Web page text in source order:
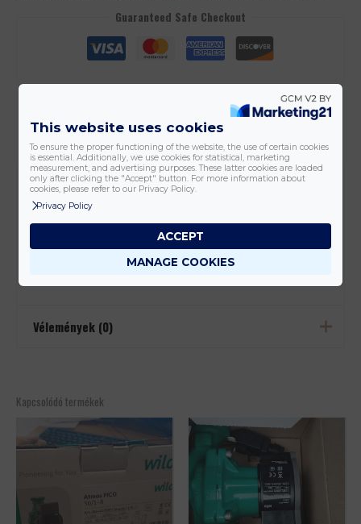
Guaranteed Safe Checkout
További információk
2 kg
11,1 × 12,7 × 18 cm
Vélemények (0)
írhatnak véleményt.
Kapcsolódó termékek
This website uses cookies
To ensure the proper functioning of the website, the use of certain cookies
is essential. Additionally, we use cookies for statistical, marketing
measurement, and advertising purposes. These latter cookies are loaded
only after clicking the "Accept" button. For more information about
cookies, please refer to our Privacy Policy.
Privacy Policy
MANAGE COOKIES
ACCEPT